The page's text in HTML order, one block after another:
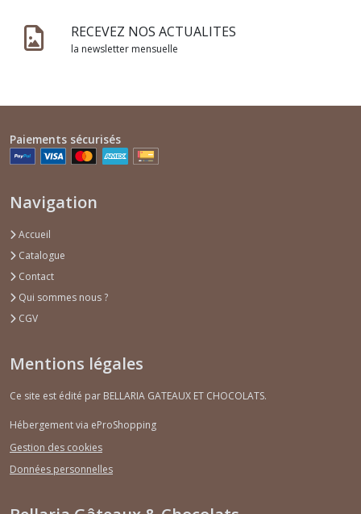
RECEVEZ NOS ACTUALITES
la newsletter mensuelle
Paiements sécurisés
Navigation
Accueil
Catalogue
Contact
Qui sommes nous ?
CGV
Mentions légales
Ce site est édité par BELLARIA GATEAUX ET CHOCOLATS.
Hébergement via eProShopping
Gestion des cookies
Données personnelles